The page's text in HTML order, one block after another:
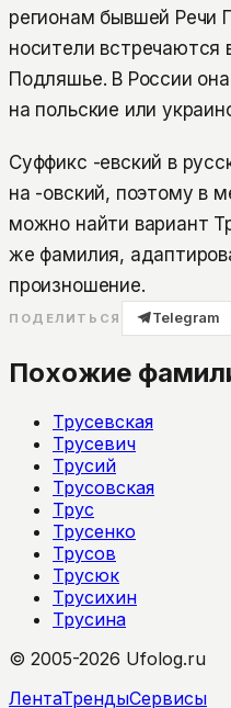
регионам бывшей Речи
носители встречаются
Подляшье. В России
на польские или
Суффикс -евский в
на -овский, поэтому в
можно найти вариант
же фамилия,
произношение.
ПОДЕЛИТЬСЯ Telegram
Похожие
Трусевская
Трусевич
Трусий
Трусовская
Трус
Трусенко
Трусов
Трусюк
Трусихин
Трусина
© 2005-2026 Ufolog.ru
ЛентаТрендыСервисы